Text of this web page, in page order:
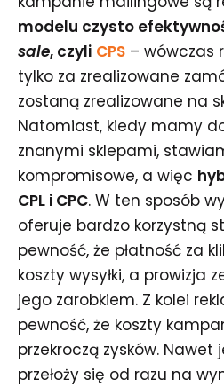
modelu czysto
sale, czyli CPS – wówczas
tylko za zrealizowane
zostaną zrealizowane na
Natomiast, kiedy mamy
znanymi sklepami,
kompromisowe, a więc
CPL i CPC. W ten sposób
oferuje bardzo korzystną
pewność, że płatność za
koszty wysyłki, a prowizja
jego zarobkiem. Z kolei
pewność, że koszty
przekroczą zysków. Nawet
przełoży się od razu na